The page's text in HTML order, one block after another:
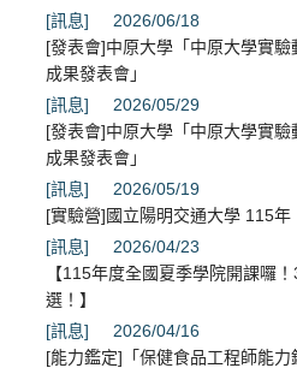
[訊息]
2026/06/18
[發表會]中原大學「中原大學實
成果發表會」
[訊息]
2026/05/29
[發表會]中原大學「中原大學實
成果發表會」
[訊息]
2026/05/19
[實驗營]國立陽明交通大學 115年
[訊息]
2026/04/23
【115年度全國夏季學院開課囉
選！】
[訊息]
2026/04/16
[能力鑑定]「保健食品工程師能